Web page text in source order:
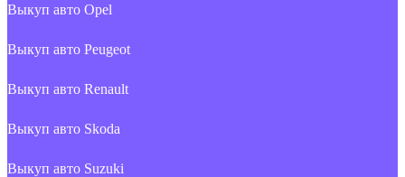
Выкуп авто Opel
Выкуп авто Peugeot
Выкуп авто Renault
Выкуп авто Skoda
Выкуп авто Suzuki